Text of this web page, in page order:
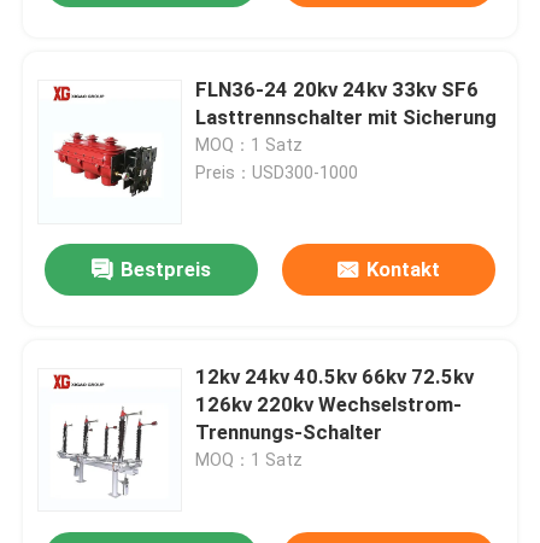
Haus
Produkte
FLN36-24 20kv 24kv 33kv SF6
Lasttrennschalter mit Sicherung
MOQ：1 Satz
Preis：USD300-1000
Bestpreis Kontakt
12kv 24kv 40.5kv 66kv 72.5kv
126kv 220kv Wechselstrom-
Trennungs-Schalter
MOQ：1 Satz